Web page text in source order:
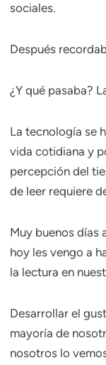
sociales.
Después
¿Y qué pasaba?
La tecnología se
vida cotidiana y
percepción del
de leer requiere
Muy buenos días
hoy les vengo a
la lectura en
Desarrollar el
mayoría de
nosotros lo